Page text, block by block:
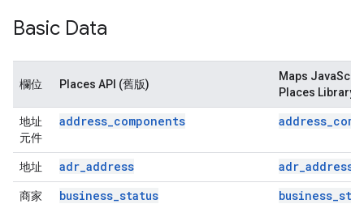
Basic Data
欄位 Places API (舊版)
Maps
Places Library
地址
元件
address_components
地址 adr_address adr_address
商家
business_status